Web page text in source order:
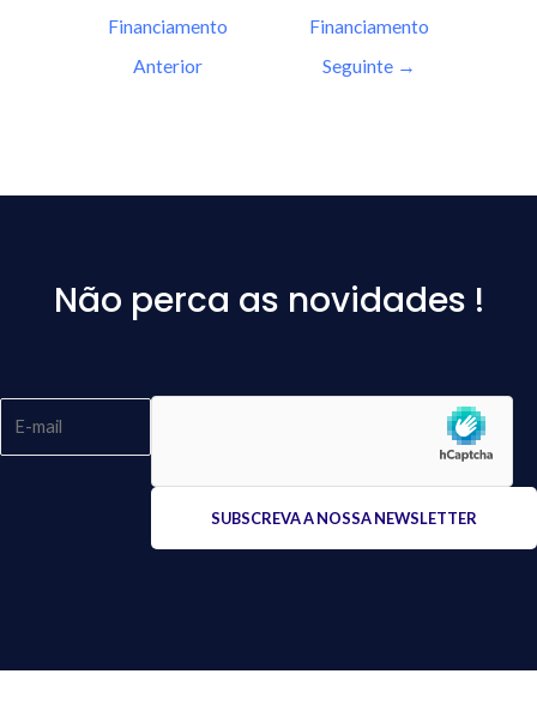
Financiamento
Anterior
Financiamento
Seguinte →
Não perca as novidades !